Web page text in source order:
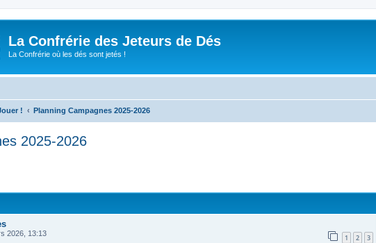
La Confrérie des Jeteurs de Dés
La Confrérie où les dés sont jetés !
! Planning Campagnes 2025-2026
2025-2026
2026, 13:13 1 2 3